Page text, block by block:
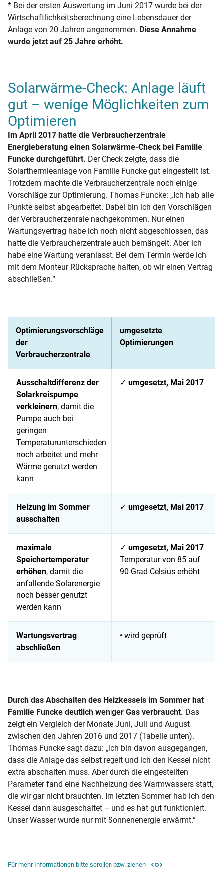
* Bei der ersten Auswertung im Juni 2017 wurde bei der
Wirtschaftlichkeitsberechnung eine Lebensdauer der
Anlage von 20 Jahren angenommen. Diese Annahme
wurde jetzt auf 25 Jahre erhöht.
Solarwärme-Check: Anlage läuft
gut – wenige Möglichkeiten zum
Optimieren
Im April 2017 hatte die Verbraucherzentrale
Energieberatung einen Solarwärme-Check bei Familie
Funcke durchgeführt. Der Check zeigte, dass die
Solarthermieanlage von Familie Funcke gut eingestellt ist.
Trotzdem machte die Verbraucherzentrale noch einige
Vorschläge zur Optimierung. Thomas Funcke: „Ich hab alle
Punkte selbst abgearbeitet. Dabei bin ich den Vorschlägen
der Verbraucherzenrale nachgekommen. Nur einen
Wartungsvertrag habe ich noch nicht abgeschlossen, das
hatte die Verbraucherzentrale auch bemängelt. Aber ich
habe eine Wartung veranlasst. Bei dem Termin werde ich
mit dem Monteur Rücksprache halten, ob wir einen Vertrag
abschließen.“
Optimierungsvorschläge
der
Verbraucherzentrale
umgesetzte
Optimierungen
Ausschaltdifferenz der
Solarkreispumpe
verkleinern, damit die
Pumpe auch bei
geringen
Temperaturunterschieden
noch arbeitet und mehr
Wärme genutzt werden
kann
✓ umgesetzt, Mai 2017
Heizung im Sommer
ausschalten
✓ umgesetzt, Mai 2017
maximale
Speichertemperatur
erhöhen, damit die
anfallende Solarenergie
noch besser genutzt
werden kann
✓ umgesetzt, Mai 2017
Temperatur von 85 auf
90 Grad Celsius erhöht
Wartungsvertrag
abschließen
• wird geprüft
Durch das Abschalten des Heizkessels im Sommer hat
Familie Funcke deutlich weniger Gas verbraucht. Das
zeigt ein Vergleich der Monate Juni, Juli und August
zwischen den Jahren 2016 und 2017 (Tabelle unten).
Thomas Funcke sagt dazu: „Ich bin davon ausgegangen,
dass die Anlage das selbst regelt und ich den Kessel nicht
extra abschalten muss. Aber durch die eingestellten
Parameter fand eine Nachheizung des Warmwassers statt,
die wir gar nicht brauchten. Im letzten Sommer hab ich den
Kessel dann ausgeschaltet – und es hat gut funktioniert.
Unser Wasser wurde nur mit Sonnenenergie erwärmt.“
Für mehr Informationen bitte scrollen bzw. ziehen